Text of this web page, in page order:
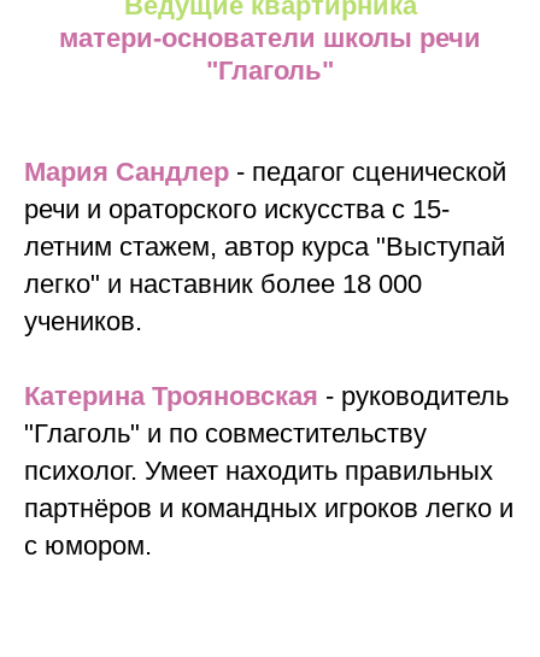
матери-основатели школы речи
"Глаголь"
Мария Сандлер - педагог сценической
речи и ораторского искусства с 15-
летним стажем, автор курса "Выступай
легко" и наставник более 18 000
учеников.
Катерина Трояновская - руководитель
"Глаголь" и по совместительству
психолог. Умеет находить правильных
партнёров и командных игроков легко и
с юмором.